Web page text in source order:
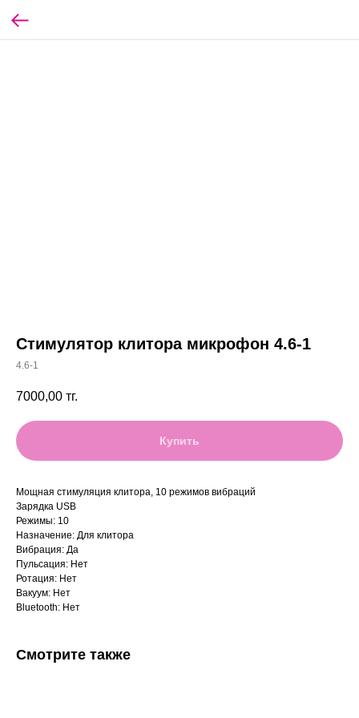
Стимулятор клитора микрофон 4.6-1
4.6-1
7000,00 тг.
Купить
Мощная стимуляция клитора, 10 режимов вибраций
Зарядка USB
Режимы: 10
Назначение: Для клитора
Вибрация: Да
Пульсация: Нет
Ротация: Нет
Вакуум: Нет
Bluetooth: Нет
Смотрите также